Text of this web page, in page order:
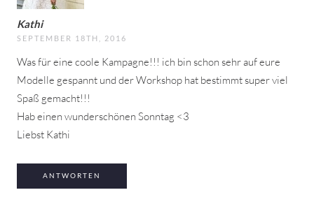
Kathi
SEPTEMBER 18TH, 2016
Was für eine coole Kampagne!!! ich bin schon sehr auf eure
Modelle gespannt und der Workshop hat bestimmt super viel
Spaß gemacht!!!
Hab einen wunderschönen Sonntag <3
Liebst Kathi
ANTWORTEN